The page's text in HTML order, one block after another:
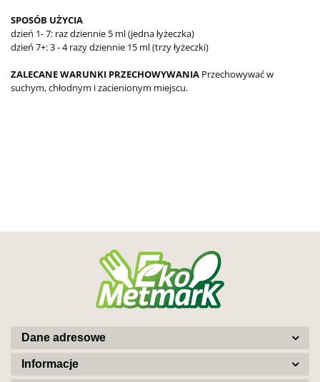
SPOSÓB UŻYCIA
dzień 1- 7: raz dziennie 5 ml (jedna łyżeczka)
dzień 7+: 3 - 4 razy dziennie 15 ml (trzy łyżeczki)
ZALECANE WARUNKI PRZECHOWYWANIA Przechowywać w
suchym, chłodnym i zacienionym miejscu.
Dane adresowe
Informacje